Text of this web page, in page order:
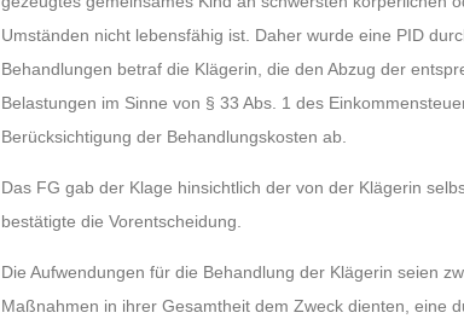
Umständen nicht lebensfähig ist. Daher wurde eine PID
Behandlungen betraf die Klägerin, die den Abzug der
Belastungen im Sinne von § 33 Abs. 1 des
Berücksichtigung der Behandlungskosten ab.
Das FG gab der Klage hinsichtlich der von der Klägerin
bestätigte die Vorentscheidung.
Die Aufwendungen für die Behandlung der Klägerin seien
Maßnahmen in ihrer Gesamtheit dem Zweck dienten, eine